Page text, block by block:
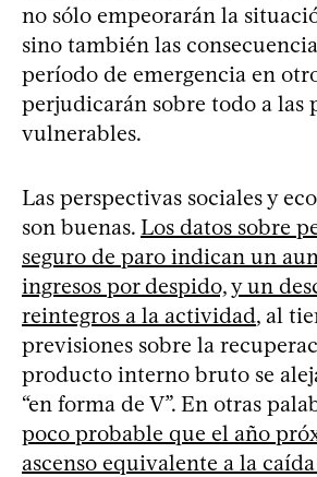
no sólo empeorarán la
sino también las
período de emergencia en
perjudicarán sobre todo a las
vulnerables.
Las perspectivas sociales y
son buenas. Los datos sobre
seguro de paro indican un
ingresos por despido, y un
reintegros a la actividad, al
previsiones sobre la
producto interno bruto se
“en forma de V”. En otras
poco probable que el año
ascenso equivalente a la